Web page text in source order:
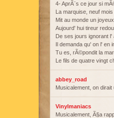
4- AprÃ¨s ce jour si
La marquise, neuf
Mit au monde un
Aujourd' hui tireur
De ses jours ignorant l'
Il demanda qu' on l' en
Tu es, rÃ©pondit la
Le fils de quatre vingt
abbey_road
Musicalement, on
Vinylmaniacs
Musicalement, Ã§a